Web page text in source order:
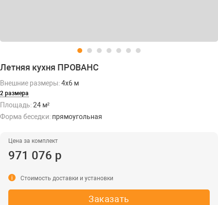
Летняя кухня ПРОВАНС
Внешние размеры:4х6 м
2 размера
Площадь:24 м²
Форма беседки: прямоугольная
Цена за комплект
971 076 р
Заказать
i Стоимость доставки и установки